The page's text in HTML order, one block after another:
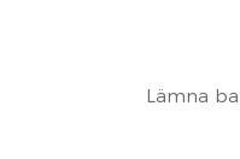
Lämna